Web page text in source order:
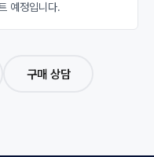
예정입니다.
구매 상담